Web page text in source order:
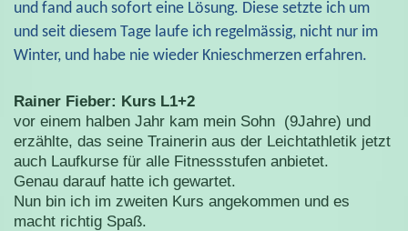
und fand auch sofort eine Lösung. Diese setzte ich um
und seit diesem Tage laufe ich regelmässig, nicht nur im
Winter, und habe nie wieder Knieschmerzen erfahren.
Rainer Fieber: Kurs L1+2
vor einem halben Jahr kam mein Sohn (9Jahre) und
erzählte, das seine Trainerin aus der Leichtathletik jetzt
auch Laufkurse für alle Fitnessstufen anbietet.
Genau darauf hatte ich gewartet.
Nun bin ich im zweiten Kurs angekommen und es
macht richtig Spaß.